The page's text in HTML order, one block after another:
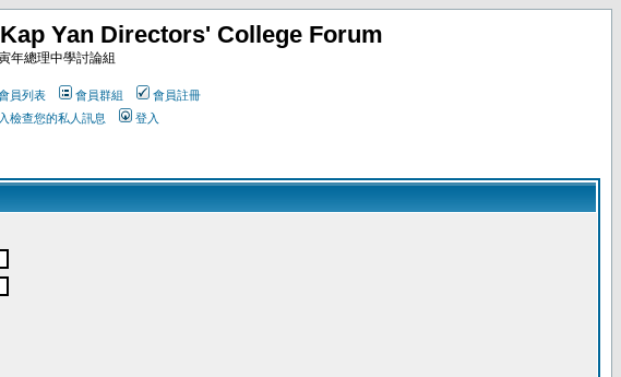
Yan Directors' College Forum
年總理中學討論組
員列表 會員群組
會員註冊
檢查您的私人訊息 登入